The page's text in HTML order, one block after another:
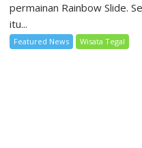
permainan Rainbow Slide.
itu...
Featured News Wisata Tegal